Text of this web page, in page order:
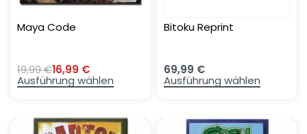
Maya Code
19,99€16,99 €
Ausführung wählen
Bitoku Reprint
69,99 €
Ausführung wählen